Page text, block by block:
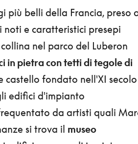
più belli della Francia, preso
noti e caratteristici presepi
nel parco del Luberon
in pietra con tetti di tegole di
castello fondato nell'XI secolo
edifici d'impianto
da artisti quali
si trova il museo